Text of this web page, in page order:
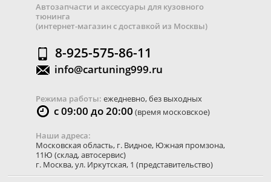
Автозапчасти и аксессуары для кузовного
тюнинга
(интернет-магазин с доставкой из Москвы)
8-925-575-86-11
info@cartuning999.ru
Режима работы: ежедневно, без выходных
с 09:00 до 20:00 (время московское)
Наши адреса:
Московская область, г. Видное, Южная промзона,
11Ю (склад, автосервис)
г. Москва,ул. Иркутская, 1 (представительство)